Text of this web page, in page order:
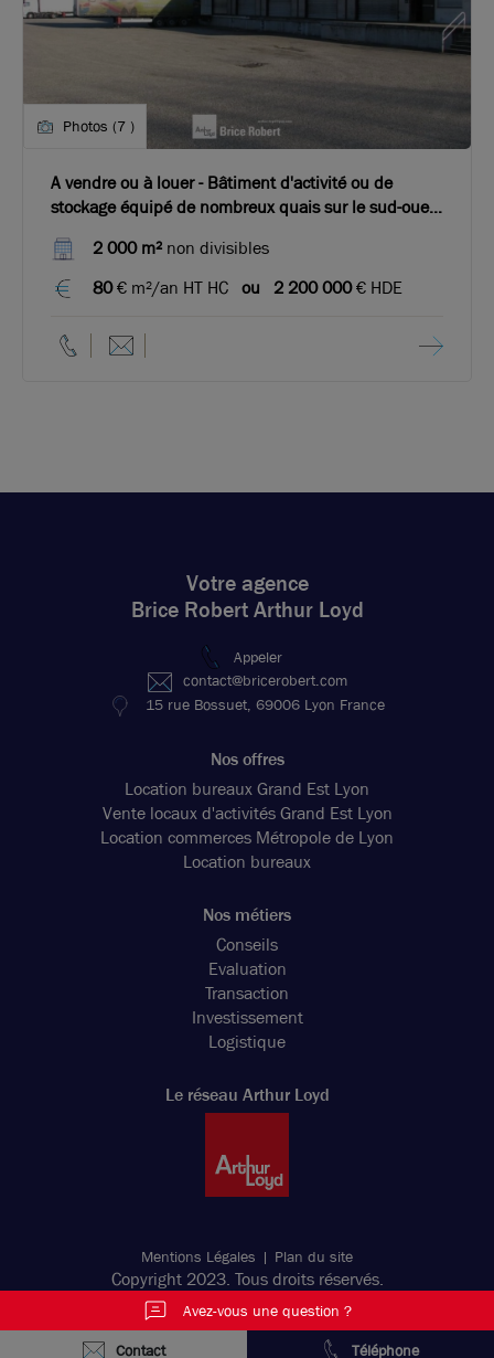
Photos (7 )
A vendre ou à louer - Bâtiment d'activité ou de
stockage équipé de nombreux quais sur le sud-ouest
2 000 m² non divisibles
80€ m²/an HT HC ou 2 200 000€ HDE
Contact Téléphone
Votre agence
Brice Robert Arthur Loyd
Appeler
contact@bricerobert.com
15 rue Bossuet, 69006 Lyon France
Nos offres
Location bureaux Grand Est Lyon
Vente locaux d'activités Grand Est Lyon
Location commerces Métropole de Lyon
Location bureaux
Nos métiers
Conseils
Evaluation
Transaction
Investissement
Logistique
Le réseau Arthur Loyd
Mentions Légales Plan du site
Copyright 2023. Tous droits réservés.
Avez-vous une question ?